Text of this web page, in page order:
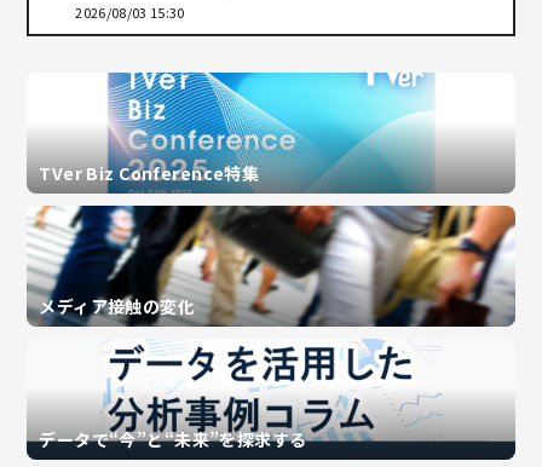
2026/08/03 15:30
TVer Biz Conference特集
メディア接触の変化
データで“今”と“未来”を探求する